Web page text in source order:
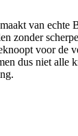
van echte
zonder
voor de
dus niet alle